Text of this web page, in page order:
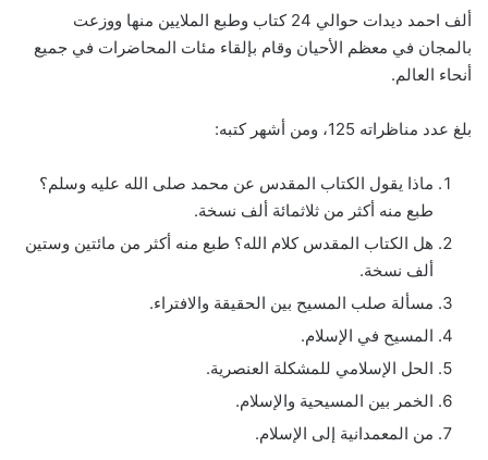
ألف احمد ديدات حوالي 24 كتاب وطبع الملايين منها ووزعت
بالمجان في معظم الأحيان وقام بإلقاء مئات المحاضرات في جميع
أنحاء العالم.
بلغ عدد مناظراته 125، ومن أشهر كتبه:
ماذا يقول الكتاب المقدس عن محمد صلى الله عليه وسلم؟
طبع منه أكثر من ثلاثمائة ألف نسخة.
هل الكتاب المقدس كلام الله؟ طبع منه أكثر من مائتين وستين
ألف نسخة.
مسألة صلب المسيح بين الحقيقة والافتراء.
المسيح في الإسلام.
الحل الإسلامي للمشكلة العنصرية.
الخمر بين المسيحية والإسلام.
من المعمدانية إلى الإسلام.